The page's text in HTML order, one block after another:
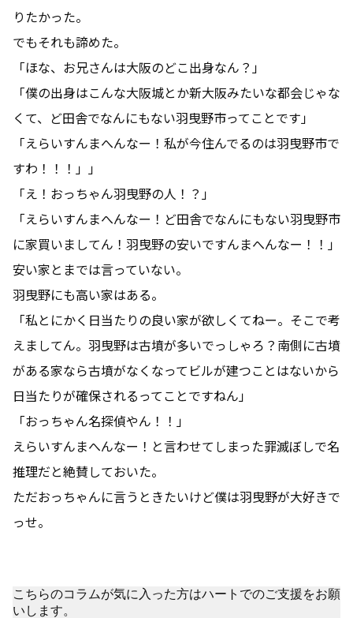
りたかった。
でもそれも諦めた。
「ほな、お兄さんは大阪のどこ出身なん？」
「僕の出身はこんな大阪城とか新大阪みたいな都会じゃな
くて、ど田舎でなんにもない羽曳野市ってことです」
「えらいすんまへんなー！私が今住んでるのは羽曳野市で
すわ！！！」」
「え！おっちゃん羽曳野の人！？」
「えらいすんまへんなー！ど田舎でなんにもない羽曳野市
に家買いましてん！羽曳野の安いですんまへんなー！！」
安い家とまでは言っていない。
羽曳野にも高い家はある。
「私とにかく日当たりの良い家が欲しくてねー。そこで考
えましてん。羽曳野は古墳が多いでっしゃろ？南側に古墳
がある家なら古墳がなくなってビルが建つことはないから
日当たりが確保されるってことですねん」
「おっちゃん名探偵やん！！」
えらいすんまへんなー！と言わせてしまった罪滅ぼしで名
推理だと絶賛しておいた。
ただおっちゃんに言うときたいけど僕は羽曳野が大好きで
っせ。
こちらのコラムが気に入った方はハートでのご支援をお願
いします。